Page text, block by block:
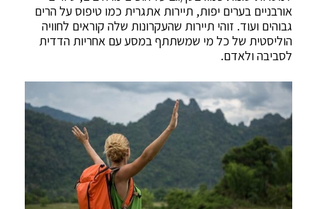
אורבניים בערים יפות, תיירות אתגרית כמו טיפוס על הרים
גבוהים ועוד. זוהי תיירות שהעקרונות שלה קוראים לחוויה
הוליסטית של כל מי שמשתתף במסע עם אחריות הדדית
לסביבה ולאדם.